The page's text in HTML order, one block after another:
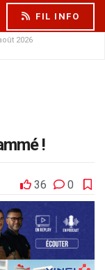
FIL INFO
2026
!
36 0